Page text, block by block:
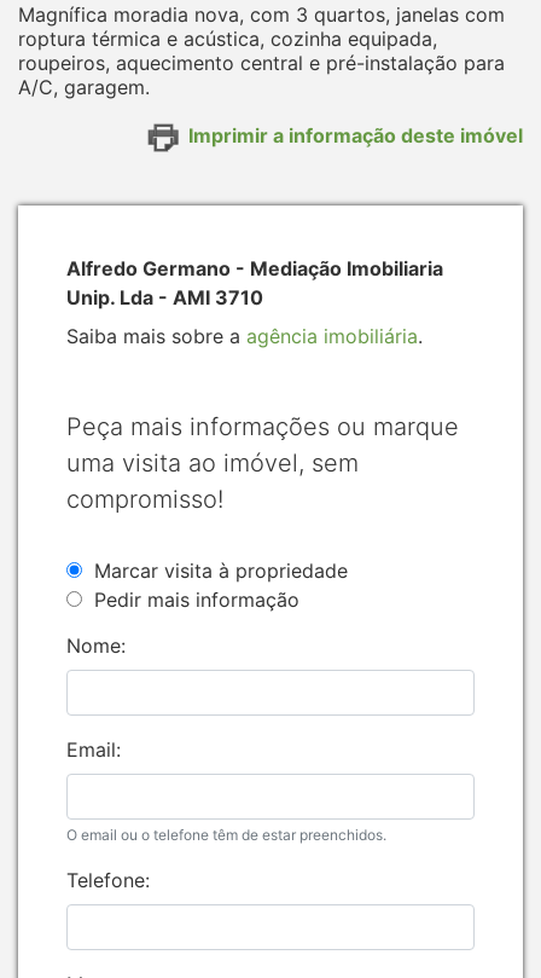
Magnífica moradia nova, com 3 quartos, janelas com
roptura térmica e acústica, cozinha equipada,
roupeiros, aquecimento central e pré-instalação para
A/C, garagem.
Imprimir a informação deste imóvel
Alfredo Germano - Mediação Imobiliaria
Unip. Lda - AMI 3710
Saiba mais sobre a agência imobiliária.
Peça mais informações ou marque
uma visita ao imóvel, sem
compromisso!
Marcar visita à propriedade
Pedir mais informação
Nome:
Email:
O email ou o telefone têm de estar preenchidos.
Telefone: